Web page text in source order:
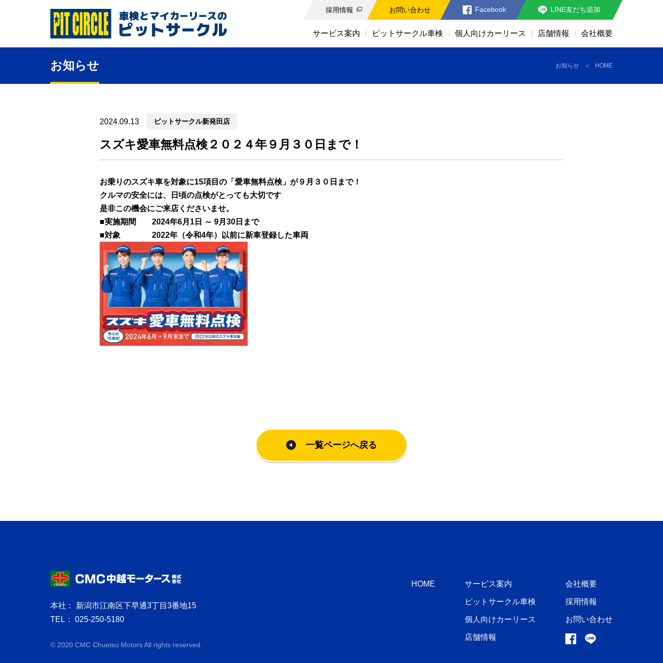
採用情報 お問い合わせ Facebook LINE友だち追加
サービス案内 ピットサークル車検 個人向けカーリース 店舗情報 会社概要
お知らせ お知らせ HOME
2024.09.13 ピットサークル新発田店
スズキ愛車無料点検２０２４年９月３０日まで！
お乗りのスズキ車を対象に15項目の「愛車無料点検」が９月３０日まで！
クルマの安全には、日頃の点検がとっても大切です
是非この機会にご来店くださいませ。
■実施期間 2024年6月1日 ～ 9月30日まで
■対象 2022年（令和4年）以前に新車登録した車両
一覧ページへ戻る
本社： 新潟市江南区下早通3丁目3番地15
TEL： 025-250-5180
© 2020 CMC Chuetsu Motors All rights reserved.
HOME サービス案内
ピットサークル車検
個人向けカーリース
店舗情報
会社概要
採用情報
お問い合わせ